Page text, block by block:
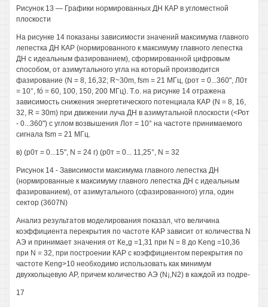
Рисунок 13 — Графики нормированных ДН КАР в угломестной
плоскости
На рисунке 14 показаны зависимости значений максимума главного
лепестка ДН КАР (нормированного к максимуму главного лепестка
ДН с идеальным фазированием), сформированной цифровым
способом, от азимутального угла на который производится
фазирование (N = 8, 16,32; R~30m, fsm = 21 МГц, (рот = 0...360", Л0т
= 10°, fó = 60, 100, 150, 200 МГц). Т.о. на рисунке 14 отражена
зависимость снижения энергетического потенциала КАР (N = 8, 16,
32, R = 30m) при движении луча ДН в азимутальной плоскости (<Рот
- 0...360") с углом возвышения Лот = 10° на частоте принимаемого
сигнала fsm = 21 МГц.
в) (р0т = 0...15", N = 24 г) (р0т = 0... 11,25°, N = 32
Рисунок 14 - Зависимости максимума главного лепестка ДН
(нормированные к максимуму главного лепестка ДН с идеальным
фазированием), от азимутального (сфазированного) угла, один
сектор (3607N)
Анализ результатов моделирования показал, что величина
коэффициента перекрытия по частоте КАР зависит от количества N
АЭ и принимает значения от Ке„g =1,31 при N = 8 до Keng =10,36
при N = 32, при построении КАР с коэффициентом перекрытия по
частоте Keng>10 необходимо использовать как минимум
двухкольцевую АР, причем количество АЭ (N¡,N2) в каждой из подре-
17